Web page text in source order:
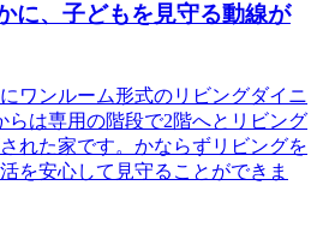
に、子どもを見守る動線が
ワンルーム形式のリビングダイニ
らは専用の階段で2階へとリビング
れた家です。かならずリビングを
を安心して見守ることができま